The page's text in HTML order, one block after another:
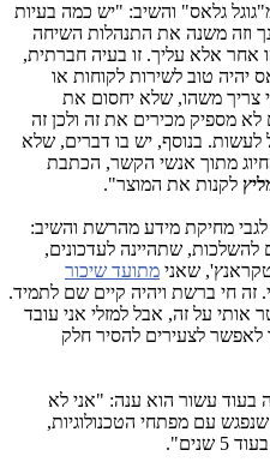
גלאס" והשיב: "יש כמה בעיות
וזה משנה את התנהלות השיחה
אחר אלא עליך. זו בעיה חברתית,
יהיה טוב לשירות לקוחות או
צריך משהו, שלא יחסום את
מספיק מכירים את זה ולכן זה
בנוסף, יש בו דברים, שלא
מתוך אנשי הקשר, הכתבת
לקנות את המוצר".
מחיקת מידע מהרשת והשיב:
18 לא מודעים להשלכות, שתהיינה לעדכונים,
שאני מתועד שיכור
חי ברשת ויהיה קיים שם לתמיד.
אותי על זה, אבל למזלי אני עובד
לצעירים להסיר חלק
בעוד עשור הוא ענה: "אני לא
עם מפתחי הטכנולוגיות,